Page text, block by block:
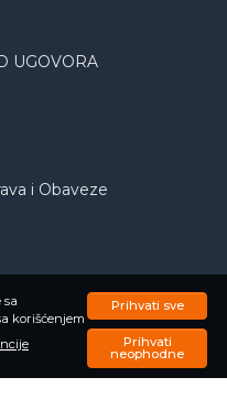
sa
korišćenjem
Prihvati sve
Prihvati
neophodne
UGOVORA
i Obaveze